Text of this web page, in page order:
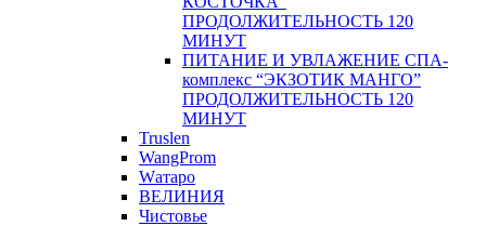
ПРОДОЛЖИТЕЛЬНОСТЬ 120
МИНУТ
ПИТАНИЕ И УВЛАЖЕНИЕ СПА-
комплекс “ЭКЗОТИК МАНГО”
ПРОДОЛЖИТЕЛЬНОСТЬ 120
МИНУТ
Truslen
WangProm
Wатаро
ВЕЛИНИЯ
Чистовье